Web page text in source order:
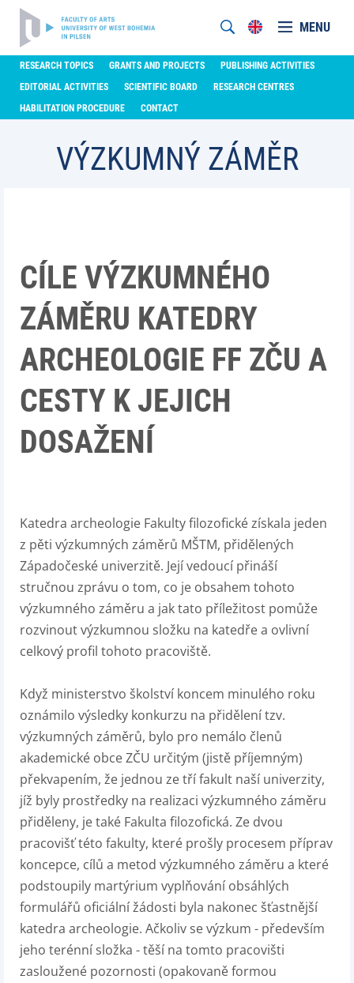
MENU
RESEARCH TOPICS GRANTS AND PROJECTS
PUBLISHING ACTIVITIES
EDITORIAL ACTIVITIES
SCIENTIFIC BOARD
RESEARCH CENTRES
HABILITATION PROCEDURE
CONTACT
VÝZKUMNÝ ZÁMĚR
CÍLE VÝZKUMNÉHO
ZÁMĚRU KATEDRY
ARCHEOLOGIE FF ZČU A
CESTY K JEJICH
DOSAŽENÍ
Katedra archeologie Fakulty filozofické získala jeden
z pěti výzkumných záměrů MŠTM, přidělených
Západočeské univerzitě. Její vedoucí přináší
stručnou zprávu o tom, co je obsahem tohoto
výzkumného záměru a jak tato příležitost pomůže
rozvinout výzkumnou složku na katedře a ovlivní
celkový profil tohoto pracoviště.
Když ministerstvo školství koncem minulého roku
oznámilo výsledky konkurzu na přidělení tzv.
výzkumných záměrů, bylo pro nemálo členů
akademické obce ZČU určitým (jistě příjemným)
překvapením, že jednou ze tří fakult naší univerzity,
jíž byly prostředky na realizaci výzkumného záměru
přiděleny, je také Fakulta filozofická. Ze dvou
pracovišť této fakulty, které prošly procesem příprav
koncepce, cílů a metod výzkumného záměru a které
podstoupily martýrium vyplňování obsáhlých
formulářů oficiální žádosti byla nakonec šťastnější
katedra archeologie. Ačkoliv se výzkum - především
jeho terénní složka - těší na tomto pracovišti
zasloužené pozornosti (opakovaně formou